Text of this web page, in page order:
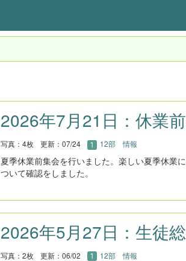
2026年7月21日：休業
写真：4枚 更新：07/24 12部 情報
夏季休業前集会を行いました。楽しい夏季休業
ついて確認をしました。
2026年5月27日：生徒
写真：2枚 更新：06/02 12部 情報